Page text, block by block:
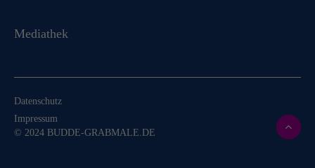
Mediathek
© 2024 BUDDE-GRABMALE.DE
Datenschutz
Impressum